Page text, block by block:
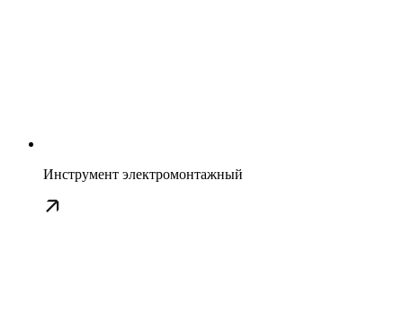
Инструмент электромонтажный